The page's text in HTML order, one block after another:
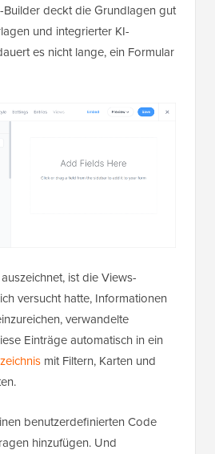
deckt die Grundlagen gut
und integrierter KI-
es nicht lange, ein Formular
ist die Views-
versucht hatte, Informationen
verwandelte
Einträge automatisch in ein
mit Filtern, Karten und
benutzerdefinierten Code
hinzufügen. Und